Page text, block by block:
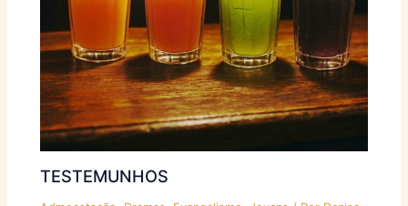
TESTEMUNHOS